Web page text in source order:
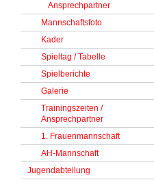
Ansprechpartner
Mannschaftsfoto
Kader
Spieltag / Tabelle
Spielberichte
Galerie
Trainingszeiten /
Ansprechpartner
1. Frauenmannschaft
AH-Mannschaft
Jugendabteilung